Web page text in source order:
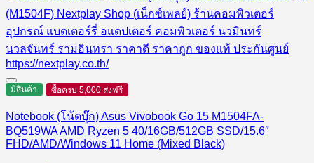
มีสินค้า ซื้อครบ 5,000 ส่งฟรี
Notebook (โน้ตบุ๊ก) Asus Vivobook Go 15 M1504FA-
BQ519WA AMD Ryzen 5 40/16GB/512GB SSD/15.6″
FHD/AMD/Windows 11 Home (Mixed Black)